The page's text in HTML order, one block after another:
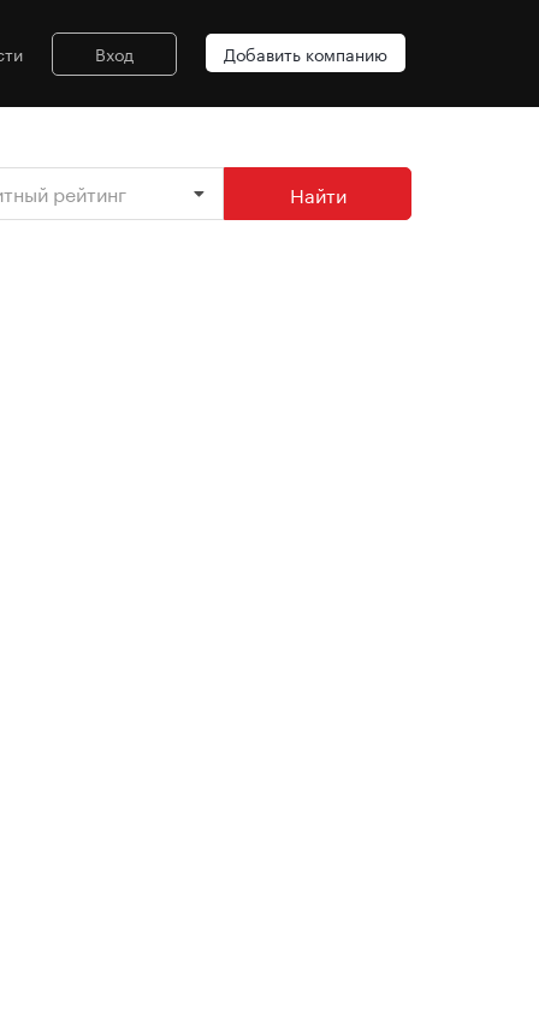
Вход Добавить компанию
рейтинг Найти